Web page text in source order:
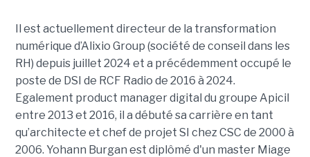
Il est actuellement directeur de la transformation
numérique d’Alixio Group (société de conseil dans les
RH) depuis juillet 2024 et a précédemment occupé le
poste de DSI de RCF Radio de 2016 à 2024.
Egalement product manager digital du groupe Apicil
entre 2013 et 2016, il a débuté sa carrière en tant
qu’architecte et chef de projet SI chez CSC de 2000 à
2006. Yohann Burgan est diplômé d'un master Miage